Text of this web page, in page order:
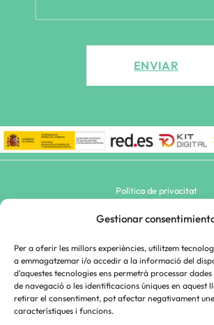
Gestionar
Per a oferir les millors experiències, utilitzem
a emmagatzemar i/o accedir a la informació del
d'aquestes tecnologies ens permetrà processar
de navegació o les identificacions úniques en aquest
retirar el consentiment, pot afectar negativament
característiques i funcions.
Política de privacitat
Avís Legal
Mapa del lloc
© 2026 Anem Per Feina